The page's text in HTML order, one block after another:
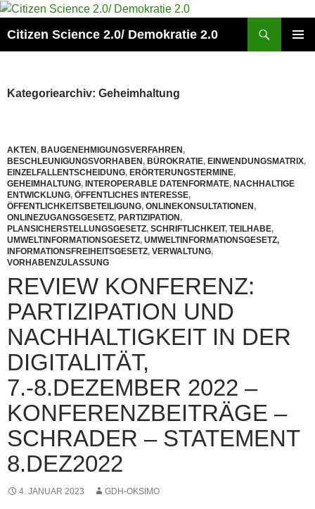
Zum
springen
Citizen Science 2.0/ Demokratie 2.0
Kategoriearchiv: Geheimhaltung
AKTEN, BAUGENEHMIGUNGSVERFAHREN,
BESCHLEUNIGUNGSVORHABEN, BÜROKRATIE, EINWENDUNGSMATRIX,
EINZELFALLENTSCHEIDUNG, ERÖRTERUNGSTERMINE,
GEHEIMHALTUNG, INTEROPERABLE DATENFORMATE, NACHHALTIGE
ENTWICKLUNG, ÖFFENTLICHES INTERESSE,
ÖFFENTLICHKEITSBETEILIGUNG, ONLINEKONSULTATIONEN,
ONLINEZUGANGSGESETZ, PARTIZIPATION,
PLANSICHERSTELLUNGSGESETZ, SCHRIFTLICHKEIT, TEILHABE,
UMWELTINFORMATIONSGESETZ, UMWELTINFORMATIONSGESETZ,
INFORMATIONSFREIHEITSGESETZ, VERWALTUNG,
VORHABENZULASSUNG
REVIEW KONFERENZ:
PARTIZIPATION UND
NACHHALTIGKEIT IN DER
DIGITALITÄT,
7.-8.DEZEMBER 2022 –
KONFERENZBEITRÄGE –
SCHRADER – STATEMENT
8.DEZ2022
4. JANUAR 2023 GDH-OKSIMO